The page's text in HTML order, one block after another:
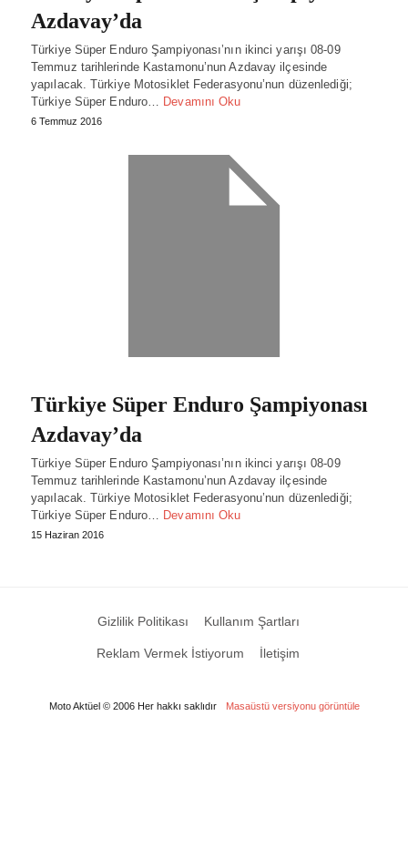
Azdavay’da
Türkiye Süper Enduro Şampiyonası’nın ikinci yarışı 08-09
Temmuz tarihlerinde Kastamonu’nun Azdavay ilçesinde
yapılacak. Türkiye Motosiklet Federasyonu’nun düzenlediği;
Türkiye Süper Enduro… Devamını Oku
6 Temmuz 2016
Türkiye Süper Enduro Şampiyonası
Azdavay’da
Türkiye Süper Enduro Şampiyonası’nın ikinci yarışı 08-09
Temmuz tarihlerinde Kastamonu’nun Azdavay ilçesinde
yapılacak. Türkiye Motosiklet Federasyonu’nun düzenlediği;
Türkiye Süper Enduro… Devamını Oku
15 Haziran 2016
Gizlilik Politikası Kullanım Şartları
Reklam Vermek İstiyorum İletişim
Moto Aktüel © 2006 Her hakkı saklıdır Masaüstü versiyonu görüntüle